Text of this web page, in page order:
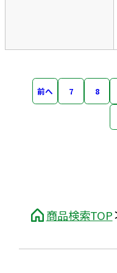
商品検索TOP
前へ 7 8